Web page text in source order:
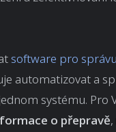
software pro
automatizovat a
systému. Pro
o přepravě,